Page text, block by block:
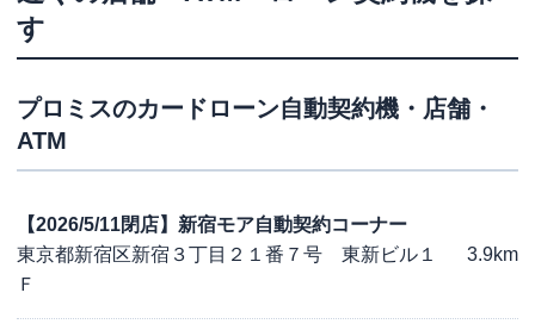
す
プロミスのカードローン自動契約機・店舗・
ATM
【2026/5/11閉店】新宿モア自動契約コーナー
東京都新宿区新宿３丁目２１番７号 東新ビル１
Ｆ
3.9km